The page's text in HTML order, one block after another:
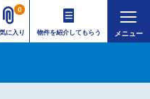
に入り
0
物件を紹介してもらう